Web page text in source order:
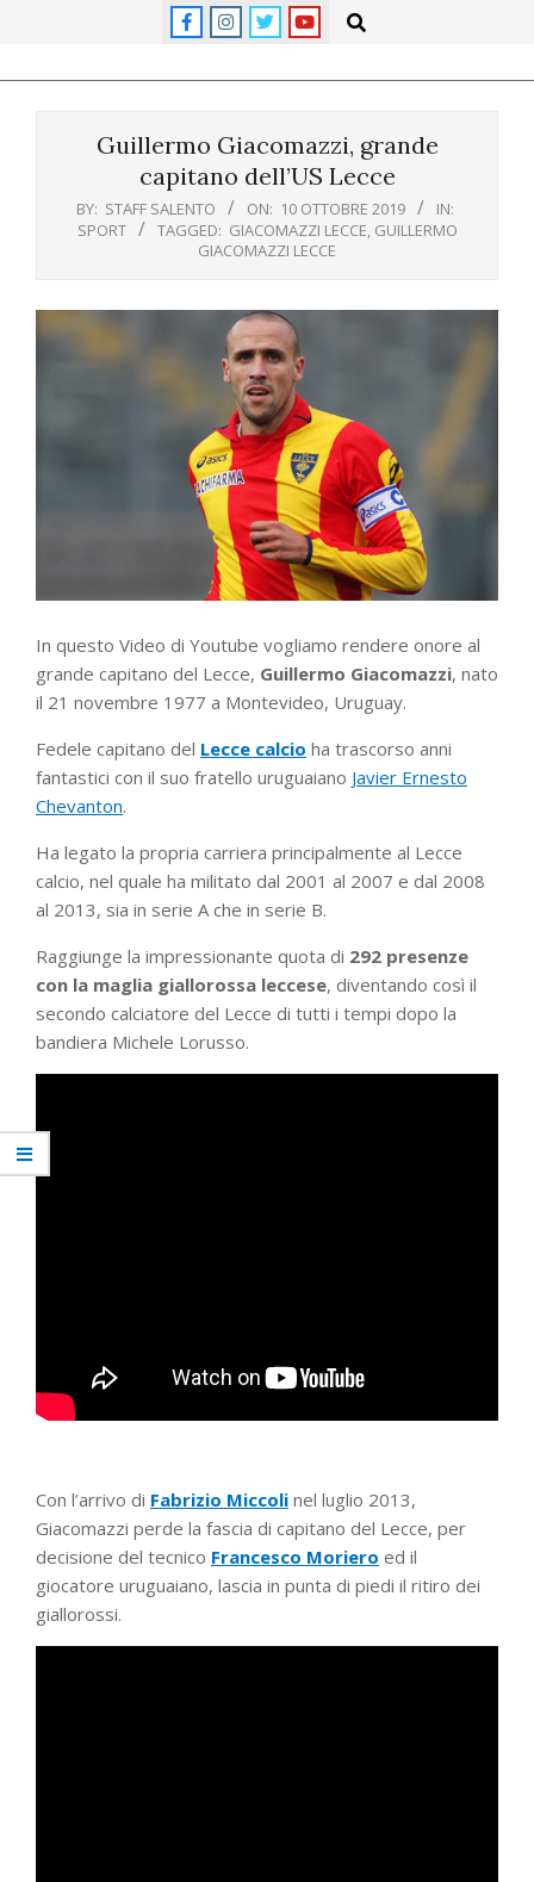
Search
Guillermo Giacomazzi, grande
capitano dell’US Lecce
BY: STAFF SALENTO ON: 10 OTTOBRE 2019
IN:
SPORT
TAGGED: GIACOMAZZI LECCE, GUILLERMO
GIACOMAZZI LECCE
In questo Video di Youtube vogliamo rendere onore al
grande capitano del Lecce, Guillermo Giacomazzi, nato
il 21 novembre 1977 a Montevideo, Uruguay.
Fedele capitano del Lecce calcio ha trascorso anni
fantastici con il suo fratello uruguaiano Javier Ernesto
Chevanton.
Ha legato la propria carriera principalmente al Lecce
calcio, nel quale ha militato dal 2001 al 2007 e dal 2008
al 2013, sia in serie A che in serie B.
Raggiunge la impressionante quota di 292 presenze
con la maglia giallorossa leccese, diventando così il
secondo calciatore del Lecce di tutti i tempi dopo la
bandiera Michele Lorusso.
Con l’arrivo di Fabrizio Miccoli nel luglio 2013,
Giacomazzi perde la fascia di capitano del Lecce, per
decisione del tecnico Francesco Moriero ed il
giocatore uruguaiano, lascia in punta di piedi il ritiro dei
giallorossi.